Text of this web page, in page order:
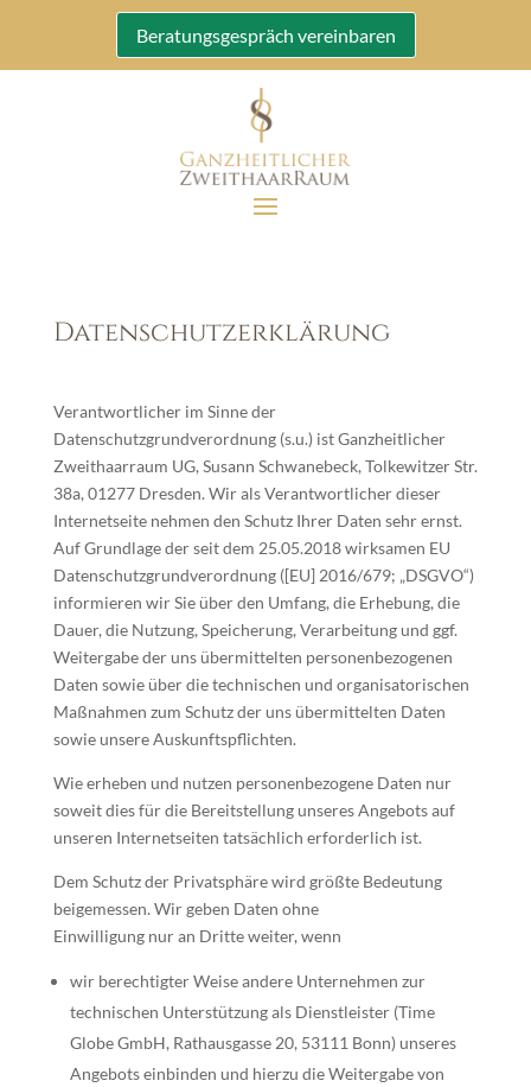
Beratungsgespräch vereinbaren
Datenschutzerklärung
Verantwortlicher im Sinne der
Datenschutzgrundverordnung (s.u.) ist Ganzheitlicher
Zweithaarraum UG, Susann Schwanebeck, Tolkewitzer Str.
38a, 01277 Dresden. Wir als Verantwortlicher dieser
Internetseite nehmen den Schutz Ihrer Daten sehr ernst.
Auf Grundlage der seit dem 25.05.2018 wirksamen EU
Datenschutzgrundverordnung ([EU] 2016/679; „DSGVO“)
informieren wir Sie über den Umfang, die Erhebung, die
Dauer, die Nutzung, Speicherung, Verarbeitung und ggf.
Weitergabe der uns übermittelten personenbezogenen
Daten sowie über die technischen und organisatorischen
Maßnahmen zum Schutz der uns übermittelten Daten
sowie unsere Auskunftspflichten.
Wie erheben und nutzen personenbezogene Daten nur
soweit dies für die Bereitstellung unseres Angebots auf
unseren Internetseiten tatsächlich erforderlich ist.
Dem Schutz der Privatsphäre wird größte Bedeutung
beigemessen. Wir geben Daten ohne
Einwilligung nur an Dritte weiter, wenn
wir berechtigter Weise andere Unternehmen zur
technischen Unterstützung als Dienstleister (Time
Globe GmbH, Rathausgasse 20, 53111 Bonn) unseres
Angebots einbinden und hierzu die Weitergabe von